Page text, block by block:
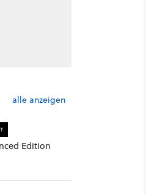
alle anzeigen
Edition